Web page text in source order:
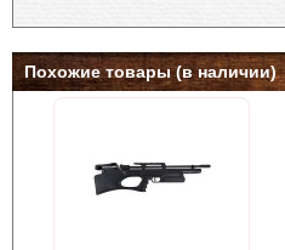
Похожие товары (в наличии)